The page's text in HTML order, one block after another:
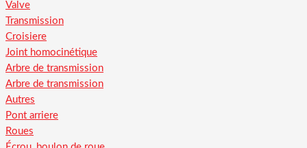
Valve
Transmission
Croisiere
Joint homocinétique
Arbre de transmission
Arbre de transmission
Autres
Pont arriere
Roues